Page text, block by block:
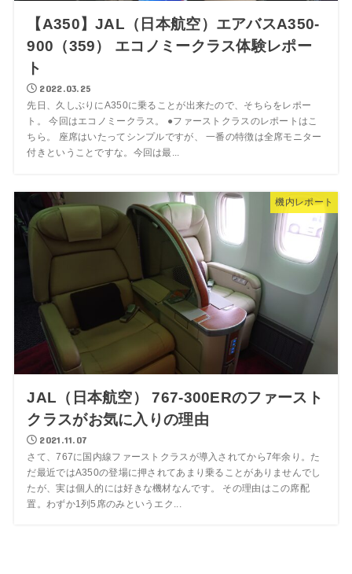
【A350】JAL（日本航空）エアバスA350-
900（359） エコノミークラス体験レポー
ト
2022.03.25
先日、久しぶりにA350に乗ることが出来たので、そちらをレポー
ト。 今回はエコノミークラス。 ●ファーストクラスのレポートはこ
ちら。 座席はいたってシンプルですが、 一番の特徴は全席モニター
付きということですな。今回は最...
機内レポート
JAL（日本航空） 767-300ERのファースト
クラスがお気に入りの理由
2021.11.07
さて、767に国内線ファーストクラスが導入されてから7年余り。た
だ最近ではA350の登場に押されてあまり乗ることがありませんでし
たが、実は個人的には好きな機材なんです。 その理由はこの席配
置。わずか1列5席のみというエク...